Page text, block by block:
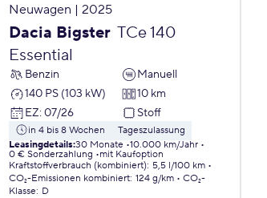
Neuwagen | 2025
Dacia Bigster TCe 140
Essential
Benzin
Manuell
140 PS (103 kW)
10 km
EZ: 07/26 Stoff
in 4 bis 8 Wochen
Tageszulassung
Leasingdetails:30 Monate 10.000 km/Jahr
0 € Sonderzahlung
mit Kaufoption
Kraftstoffverbrauch (kombiniert): 5,5 l/100 km
CO₂-Emissionen kombiniert: 124 g/km
CO₂-
Klasse: D